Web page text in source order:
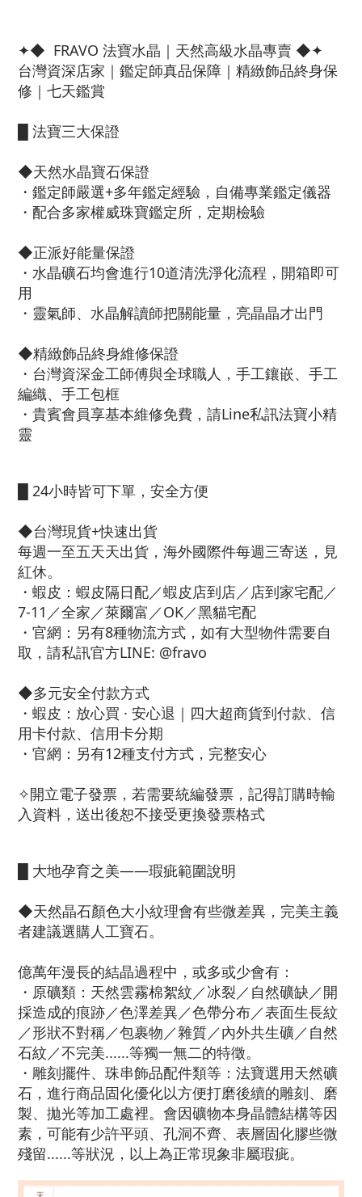
✦◆ FRAVO 法寶水晶｜天然高級水晶專賣 ◆✦
台灣資深店家｜鑑定師真品保障｜精緻飾品終身保
修｜七天鑑賞
█ 法寶三大保證
◆天然水晶寶石保證
・鑑定師嚴選+多年鑑定經驗，自備專業鑑定儀器
・配合多家權威珠寶鑑定所，定期檢驗
◆正派好能量保證
・水晶礦石均會進行10道清洗淨化流程，開箱即可
用
・靈氣師、水晶解讀師把關能量，亮晶晶才出門
◆精緻飾品終身維修保證
・台灣資深金工師傅與全球職人，手工鑲嵌、手工
編織、手工包框
・貴賓會員享基本維修免費，請Line私訊法寶小精
靈
24小時皆可下單，安全方便
◆台灣現貨+快速出貨
每週一至五天天出貨，海外國際件每週三寄送，見
紅休。
・蝦皮：蝦皮隔日配／蝦皮店到店／店到家宅配／
7-11／全家／萊爾富／OK／黑貓宅配
・官網：另有8種物流方式，如有大型物件需要自
取，請私訊官方LINE: @fravo
◆多元安全付款方式
・蝦皮：放心買 · 安心退｜四大超商貨到付款、信
用卡付款、信用卡分期
・官網：另有12種支付方式，完整安心
✧開立電子發票，若需要統編發票，記得訂購時輸
入資料，送出後恕不接受更換發票格式
█ 大地孕育之美——瑕疵範圍說明
◆天然晶石顏色大小紋理會有些微差異，完美主義
者建議選購人工寶石。
億萬年漫長的結晶過程中，或多或少會有：
・ 原礦類：天然雲霧棉絮紋／冰裂／自然礦缺／開
採造成的痕跡／色澤差異／色帶分布／表面生長紋
／形狀不對稱／包裹物／雜質／內外共生礦／自然
石紋／不完美......等獨一無二的特徵。
・ 雕刻擺件、珠串飾品配件類等：法寶選用天然礦
石，進行商品固化優化以方便打磨後續的雕刻、磨
製、拋光等加工處裡。會因礦物本身晶體結構等因
素，可能有少許平頭、孔洞不齊、表層固化膠些微
殘留......等狀況，以上為正常現象非屬瑕疵。